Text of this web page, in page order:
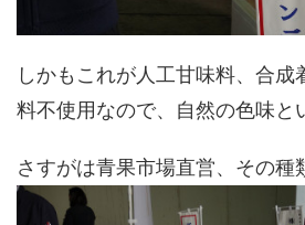
しかもこれが人工甘味料、合成
料不使用なので、自然の色味と
さすがは青果市場直営、その種